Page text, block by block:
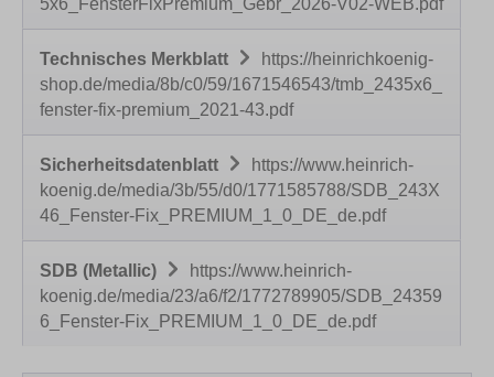
Technisches Merkblatt
https://heinrichkoenig-
shop.de/media/8b/c0/59/1671546543/tmb_2435x6_
fenster-fix-premium_2021-43.pdf
Sicherheitsdatenblatt
https://www.heinrich-
koenig.de/media/3b/55/d0/1771585788/SDB_243X
46_Fenster-Fix_PREMIUM_1_0_DE_de.pdf
SDB (Metallic)
https://www.heinrich-
koenig.de/media/23/a6/f2/1772789905/SDB_24359
6_Fenster-Fix_PREMIUM_1_0_DE_de.pdf